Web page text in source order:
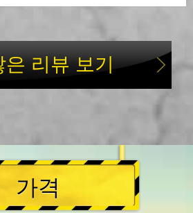
은 리뷰 보기
가격